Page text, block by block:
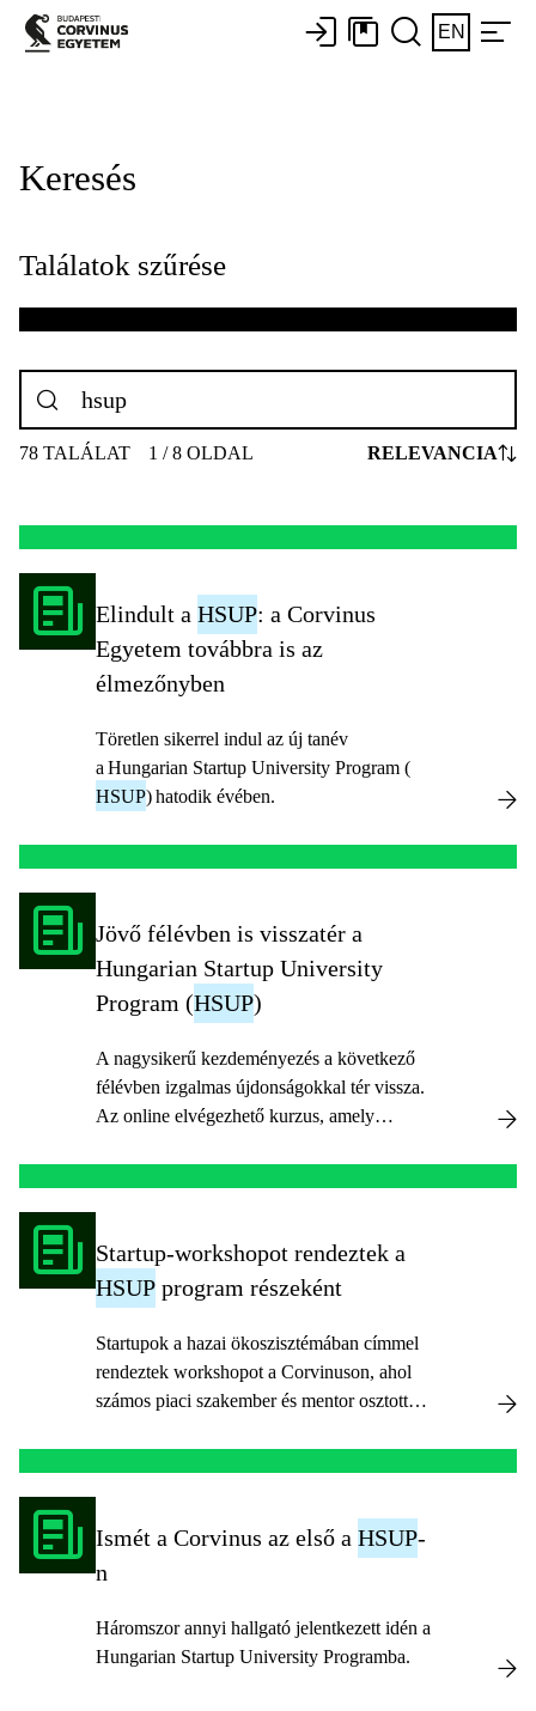
EN
Keresés
Találatok szűrése
78 TALÁLAT 1 / 8 OLDAL RELEVANCIA
Elindult a HSUP: a Corvinus
Egyetem továbbra is az
élmezőnyben
Töretlen sikerrel indul az új tanév
a Hungarian Startup University Program (
HSUP) hatodik évében.
Jövő félévben is visszatér a
Hungarian Startup University
Program (HSUP)
A nagysikerű kezdeményezés a következő
félévben izgalmas újdonságokkal tér vissza.
Az online elvégezhető kurzus, amely
nagyobb hozzáférhetőséget.
Startup-workshopot rendeztek a
HSUP program részeként
Startupok a hazai ökoszisztémában címmel
rendeztek workshopot a Corvinuson, ahol
számos piaci szakember és mentor osztotta
Ismét a Corvinus az első a HSUP-
n
Háromszor annyi hallgató jelentkezett idén a
Hungarian Startup University Programba.